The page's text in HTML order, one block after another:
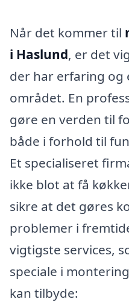
Når det kommer til
i Haslund, er det
der har erfaring og
området. En
gøre en verden til
både i forhold til
Et specialiseret
ikke blot at få
sikre at det gøres
problemer i
vigtigste services,
speciale i
kan tilbyde: